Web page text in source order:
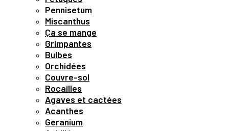
Pennisetum
Miscanthus
Ça se mange
Grimpantes
Bulbes
Orchidées
Couvre-sol
Rocailles
Agaves et cactées
Acanthes
Geranium